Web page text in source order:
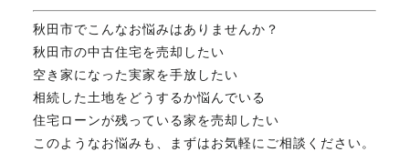
秋田市でこんなお悩みはありませんか？
秋田市の中古住宅を売却したい
空き家になった実家を手放したい
相続した土地をどうするか悩んでいる
住宅ローンが残っている家を売却したい
このようなお悩みも、まずはお気軽にご相談ください。